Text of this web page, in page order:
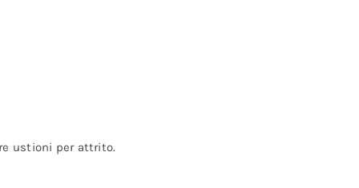
ustioni per attrito.